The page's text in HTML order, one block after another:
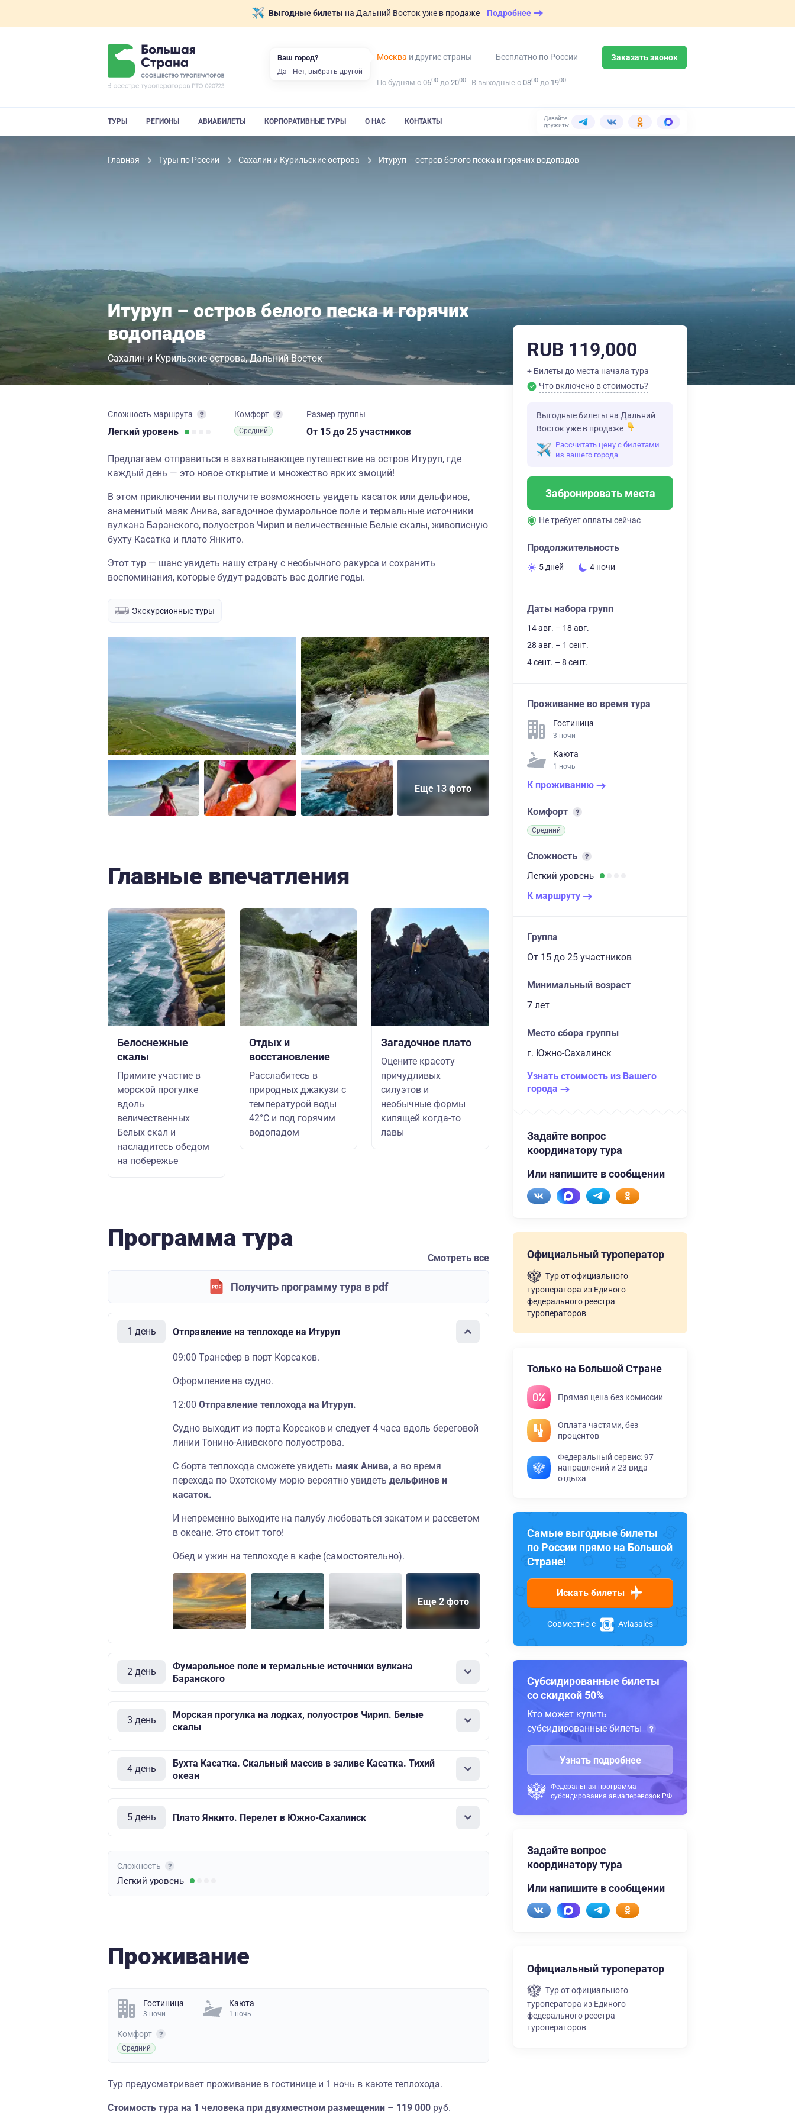
Выгодные билеты на Дальний Восток уже в продаже Подробнее
Москва и другие страны Бесплатно по России Заказать звонок
По будням с 0600 до 2000 В выходные с 0800 до 1900
ТУРЫ РЕГИОНЫ АВИАБИЛЕТЫ КОРПОРАТИВНЫЕ ТУРЫ О НАС КОНТАКТЫ
Давайте
дружить:
Главная Туры по России Сахалин и Курильские острова Итуруп – остров белого песка и горячих водопадов
Итуруп – остров белого песка и горячих
водопадов
Сахалин и Курильские острова Дальний Восток
Сложность маршрута
Легкий уровень
Комфорт
Средний
Размер группы
От 15 до 25 участников
Предлагаем отправиться в захватывающее путешествие на остров Итуруп, где
каждый день — это новое открытие и множество ярких эмоций!
В этом приключении вы получите возможность увидеть касаток или дельфинов,
знаменитый маяк Анива, загадочное фумарольное поле и термальные источники
вулкана Баранского, полуостров Чирип и величественные Белые скалы, живописную
бухту Касатка и плато Янкито.
Этот тур — шанс увидеть нашу страну с необычного ракурса и сохранить
воспоминания, которые будут радовать вас долгие годы.
Экскурсионные туры
Еще 13 фото
Главные впечатления
Белоснежные
скалы
Примите участие в
морской прогулке
вдоль
величественных
Белых скал и
насладитесь обедом
на побережье
Отдых и
восстановление
Расслабитесь в
природных джакузи с
температурой воды
42°С и под горячим
водопадом
Загадочное плато
Оцените красоту
причудливых
силуэтов и
необычные формы
кипящей когда-то
лавы
Программа тура
Смотреть все
Получить программу тура в pdf
1 день Отправление на теплоходе на Итуруп
09:00 Трансфер в порт Корсаков.
Оформление на судно.
12:00 Отправление теплохода на Итуруп.
Судно выходит из порта Корсаков и следует 4 часа вдоль береговой
линии Тонино-Анивского полуострова.
С борта теплохода сможете увидеть маяк Анива, а во время
перехода по Охотскому морю вероятно увидеть дельфинов и
касаток.
И непременно выходите на палубу любоваться закатом и рассветом
в океане. Это стоит того!
Обед и ужин на теплоходе в кафе (самостоятельно).
Еще 2 фото
2 день
Фумарольное поле и термальные источники вулкана
Баранского
3 день
Морская прогулка на лодках, полуостров Чирип. Белые
скалы
4 день
Бухта Касатка. Скальный массив в заливе Касатка. Тихий
океан
5 день Плато Янкито. Перелет в Южно-Сахалинск
Сложность
Легкий уровень
Проживание
Гостиница
3 ночи
Каюта
1 ночь
Комфорт
Средний
Тур предусматривает проживание в гостинице и 1 ночь в каюте теплохода.
Стоимость тура на 1 человека при двухместном размещении – 119 000 руб.
RUB 119,000
+ Билеты до места начала тура
Что включено в стоимость?
Выгодные билеты на Дальний
Восток уже в продаже
Рассчитать цену с билетами
из вашего города
Забронировать места
Не требует оплаты сейчас
Продолжительность
5 дней 4 ночи
Даты набора групп
14 авг. – 18 авг.
28 авг. – 1 сент.
4 сент. – 8 сент.
Проживание во время тура
Гостиница
3 ночи
Каюта
1 ночь
К проживанию
Комфорт
Средний
Сложность
Легкий уровень
К маршруту
Группа
От 15 до 25 участников
Минимальный возраст
7 лет
Место сбора группы
г. Южно-Сахалинск
Узнать стоимость из Вашего
города
Задайте вопрос
координатору тура
Или напишите в сообщении
Официальный туроператор
Тур от официального
туроператора из Единого
федерального реестра
туроператоров
Только на Большой Стране
Прямая цена без комиссии
Оплата частями, без
процентов
Федеральный сервис: 97
направлений и 23 вида
отдыха
Самые выгодные билеты
по России прямо на Большой
Стране!
Искать билеты
Совместно с Aviasales
Субсидированные билеты
со скидкой 50%
Кто может купить
субсидированные билеты
Узнать подробнее
Федеральная программа
субсидирования авиаперевозок РФ
Задайте вопрос
координатору тура
Или напишите в сообщении
Официальный туроператор
Тур от официального
туроператора из Единого
федерального реестра
туроператоров
Ваш город?
Да Нет, выбрать другой